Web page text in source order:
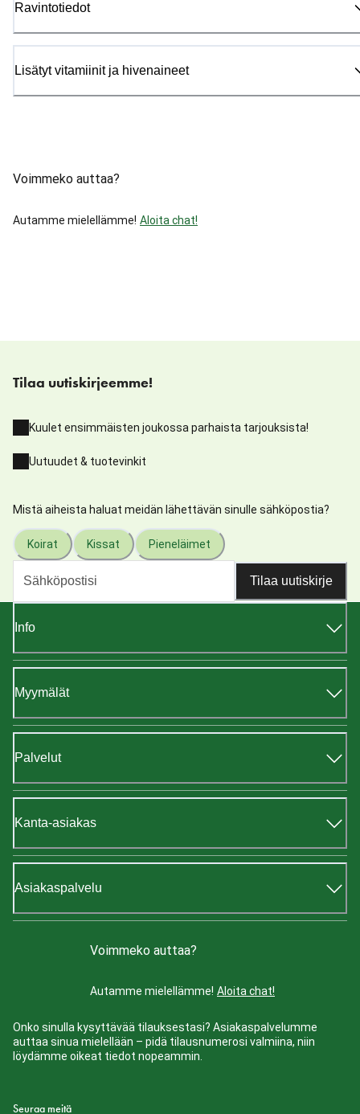
Ravintotiedot
Lisätyt vitamiinit ja hivenaineet
Voimmeko auttaa?
Autamme mielellämme! Aloita chat!
Tilaa uutiskirjeemme!
Kuulet ensimmäisten joukossa parhaista tarjouksista!
Uutuudet & tuotevinkit
Mistä aiheista haluat meidän lähettävän sinulle sähköpostia?
Koirat Kissat Pieneläimet
Tilaa uutiskirje
Info
Myymälät
Palvelut
Kanta-asiakas
Asiakaspalvelu
Voimmeko auttaa?
Autamme mielellämme! Aloita chat!
Onko sinulla kysyttävää tilauksestasi? Asiakaspalvelumme
auttaa sinua mielellään – pidä tilausnumerosi valmiina, niin
löydämme oikeat tiedot nopeammin.
Seuraa meitä